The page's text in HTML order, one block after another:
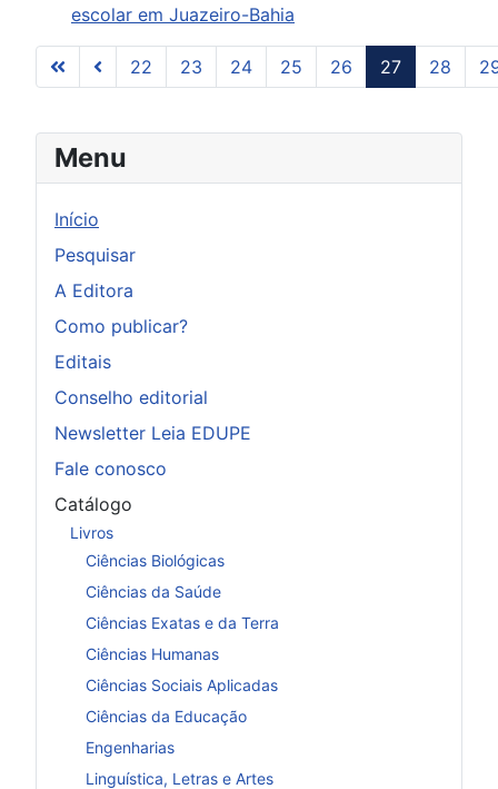
escolar em Juazeiro-Bahia
Página 27 de 31
22 23 24 25 26 27 28
Menu
Início
Pesquisar
A Editora
Como publicar?
Editais
Conselho editorial
Newsletter Leia EDUPE
Fale conosco
Catálogo
Livros
Ciências Biológicas
Ciências da Saúde
Ciências Exatas e da Terra
Ciências Humanas
Ciências Sociais Aplicadas
Ciências da Educação
Engenharias
Linguística, Letras e Artes